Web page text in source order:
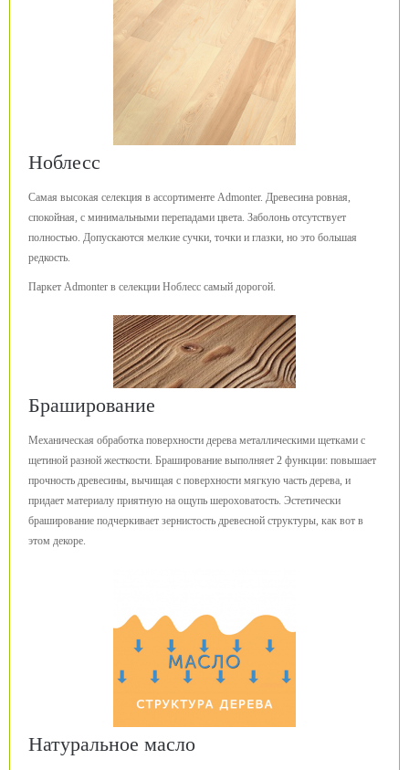
Ноблесс
Самая высокая селекция в ассортименте Admonter. Древесина ровная,
спокойная, с минимальными перепадами цвета. Заболонь отсутствует
полностью. Допускаются мелкие сучки, точки и глазки, но это большая
редкость.
Паркет Admonter в селекции Ноблесс самый дорогой.
Браширование
Механическая обработка поверхности дерева металлическими щетками с
щетиной разной жесткости. Браширование выполняет 2 функции: повышает
прочность древесины, вычищая с поверхности мягкую часть дерева, и
придает материалу приятную на ощупь шероховатость. Эстетически
браширование подчеркивает зернистость древесной структуры, как вот в
этом декоре.
Натуральное масло